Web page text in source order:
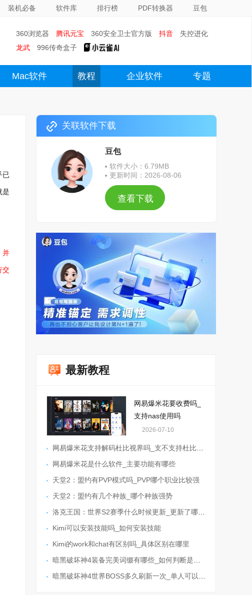
装机必备 软件库 排行榜 PDF转换器 豆包
360浏览器 腾讯元宝 360安全卫士官方版 抖音
失控进化
龙武
996传奇盒子
Mac软件 教程 企业软件 专题
已
是
并
交
关联软件下载
豆包
软件大小：6.79MB
更新时间：2026-08-06
查看下载
最新教程
网易爆米花要收费吗_
支持nas使用吗
2026-07-10
网易爆米花支持解码杜比视界吗_支不支持杜比全景声
网易爆米花是什么软件_主要功能有哪些
天堂2：盟约有PVP模式吗_PVP哪个职业比较强
天堂2：盟约有几个种族_哪个种族强势
洛克王国：世界S2赛季什么时候更新_更新了哪些内容
Kimi可以安装技能吗_如何安装技能
Kimi的work和chat有区别吗_具体区别在哪里
暗黑破坏神4装备完美词缀有哪些_如何判断是不是极品装备
暗黑破坏神4世界BOSS多久刷新一次_单人可以打吗